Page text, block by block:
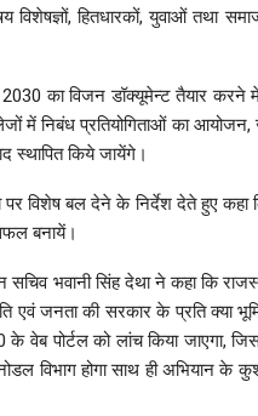
विशेषज्ञों, हितधारकों, युवाओं तथा
का विजन डॉक्यूमेन्ट तैयार करने
में निबंध प्रतियोगिताओं का आयोजन,
स्थापित किये जायेंगे।
पर विशेष बल देने के निर्देश देते हुए
बनायें।
भवानी सिंह देथा ने कहा कि
एवं जनता की सरकार के प्रति क्या
वेब पोर्टल को लांच किया
विभाग होगा साथ ही अभियान के